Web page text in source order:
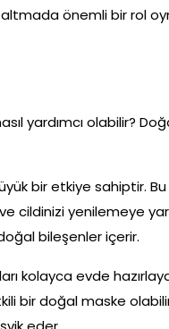
önemli bir rol
yardımcı olabilir?
bir etkiye sahiptir.
cildinizi yenilemeye
bileşenler içerir.
kolayca evde
bir doğal maske